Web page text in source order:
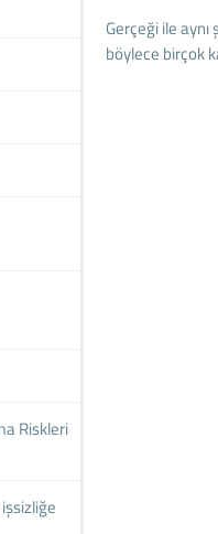
Gerçeği ile
böylece birçok
Riskleri